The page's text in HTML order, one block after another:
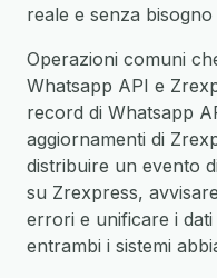
reale e senza
Operazioni comuni
Whatsapp API e
record di Whatsapp
aggiornamenti di
distribuire un evento
su Zrexpress,
errori e unificare i
entrambi i sistemi